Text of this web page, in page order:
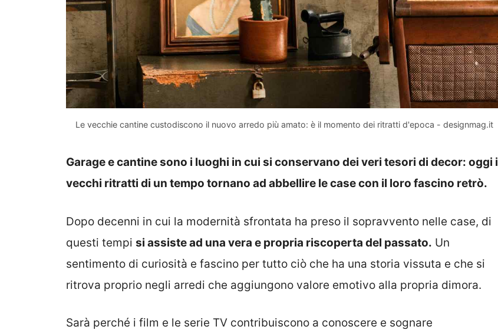
Le vecchie cantine custodiscono il nuovo arredo più amato: è il momento dei ritratti d'epoca - designmag.it
Garage e cantine sono i luoghi in cui si conservano dei veri tesori di decor: oggi i
vecchi ritratti di un tempo tornano ad abbellire le case con il loro fascino retrò.
Dopo decenni in cui la modernità sfrontata ha preso il sopravvento nelle case, di
questi tempi si assiste ad una vera e propria riscoperta del passato. Un
sentimento di curiosità e fascino per tutto ciò che ha una storia vissuta e che si
ritrova proprio negli arredi che aggiungono valore emotivo alla propria dimora.
Sarà perché i film e le serie TV contribuiscono a conoscere e sognare